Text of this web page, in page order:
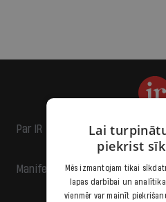
Par IR
Manifests
Lai
piekrist
Mēs izmantojam tikai
lapas darbībai un
vienmēr var mainīt